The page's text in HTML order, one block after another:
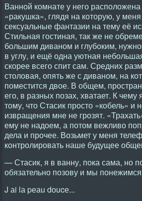
Ванной комнате у него
«ракушка», глядя на которую, у
сексуальные фантазии на тему её
Стильная гостиная, так же не
большим диваном и глубоким,
в углу, и ещё одна уютная
скорее всего спит сам. Средних
столовая, опять же с диваном, на
поместится двое. В общем,
его, в разных позах, хватает. К
тому, что Стасик просто «кобель» и
извращения мне не грозят.
ему не надоем, а потом вежливо
дела и прочее. Возьмет у меня
контролировать наше будущее
— Стасик, я в ванну, пока сама, но
обязательно позову и мы
J аi lа pеаu dоucе...